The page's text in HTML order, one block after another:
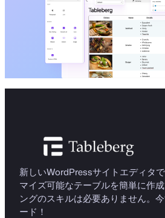
新しいWordPressサイトエディタ
マイズ可能なテーブルを簡単に作
ングのスキルは必要ありません。
ード！